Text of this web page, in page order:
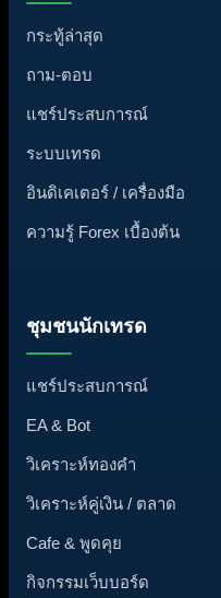
กระทู้ล่าสุด
ถาม-ตอบ
แชร์ประสบการณ์
ระบบเทรด
อินดิเคเตอร์ / เครื่องมือ
ความรู้ Forex เบื้องต้น
ชุมชนนักเทรด
แชร์ประสบการณ์
EA & Bot
วิเคราะห์ทองคำ
วิเคราะห์คู่เงิน / ตลาด
Cafe & พูดคุย
กิจกรรมเว็บบอร์ด